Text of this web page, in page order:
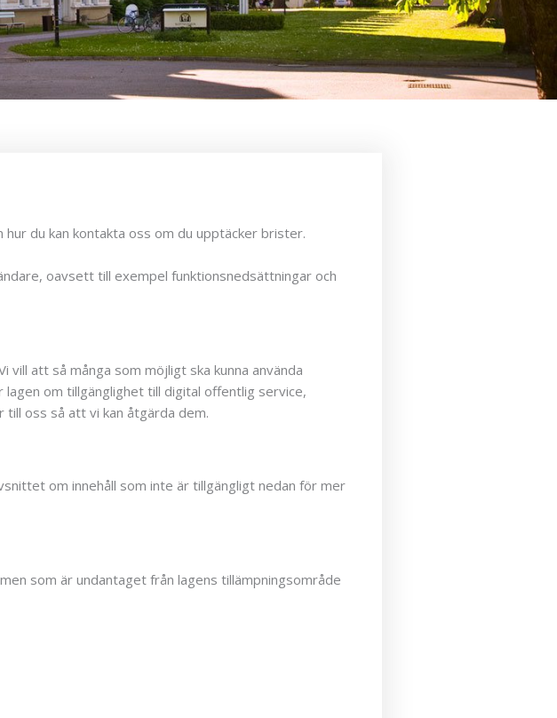
du kan kontakta oss om du upptäcker brister.
oavsett till exempel funktionsnedsättningar och
vill att så många som möjligt ska kunna använda
om tillgänglighet till digital offentlig service,
oss så att vi kan åtgärda dem.
om innehåll som inte är tillgängligt nedan för mer
som är undantaget från lagens tillämpningsområde